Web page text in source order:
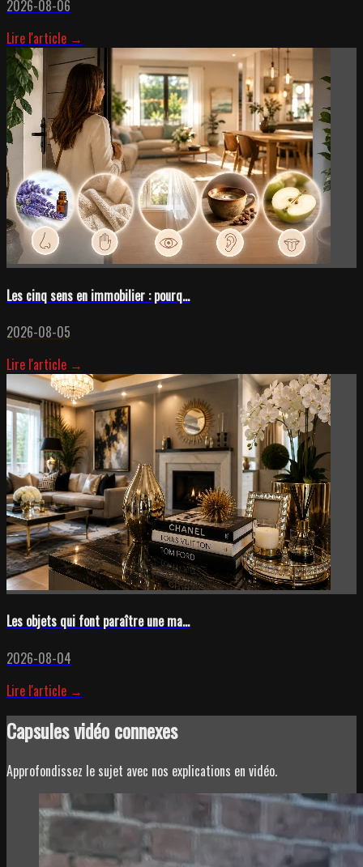
2026-08-06
Lire l'article →
Les cinq sens en immobilier : pourq...
2026-08-05
Lire l'article →
Les objets qui font paraître une ma...
2026-08-04
Lire l'article →
Capsules vidéo connexes
Approfondissez le sujet avec nos explications en vidéo.